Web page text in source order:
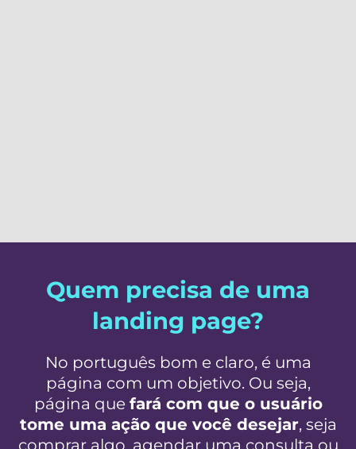
Quem precisa de uma
landing page?
No português bom e claro, é uma
página com um objetivo. Ou seja,
página que fará com que o usuário
tome uma ação que você desejar, seja
comprar algo, agendar uma consulta ou